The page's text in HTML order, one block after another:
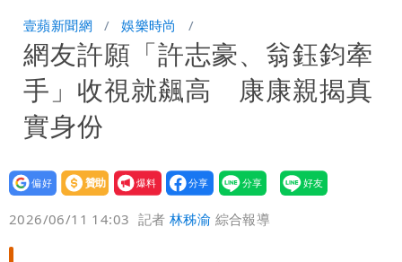
家！縣府出手了
經紀人強吻女藝人「我又沒伸舌頭」 連
法官都怒了：相當噁心
桃園復興宣布今停班課！全台放假情形一
次看
慈濟遭詐10億 他點名顏博文下台：認
錯有那麼難嗎？
颱風相當有感！海警持續到明晨 北部風
雨這時才變小
五月天冠佑20歲女兒「遭AI假造不雅影
壹蘋新聞網 娛樂時尚
網友許願「許志豪、翁鈺鈞牽
手」收視就飆高 康康親揭真
實身份
設為
贊助
我要
爆料
2026/06/11 14:03 記者林秭渝 綜合報導